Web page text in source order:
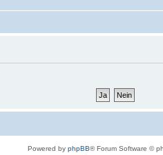
Powered by phpBB® Forum Software ©